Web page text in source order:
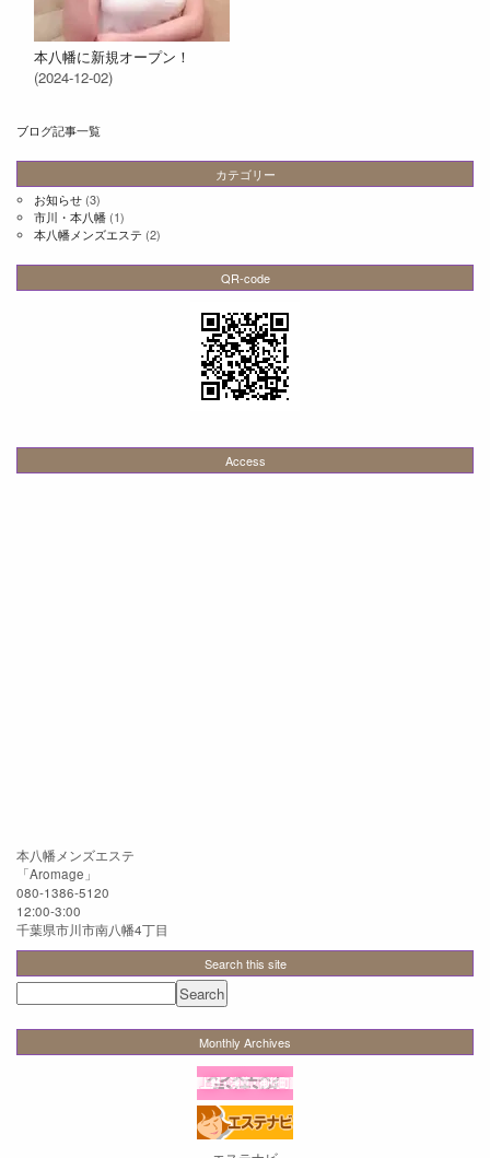
本八幡に新規オープン！
(2024-12-02)
ブログ記事一覧
カテゴリー
お知らせ (3)
市川・本八幡 (1)
本八幡メンズエステ (2)
QR-code
Access
本八幡メンズエステ
「Aromage 」
080-1386-5120
12:00-3:00
千葉県市川市南八幡4丁目
Search this site
Monthly Archives